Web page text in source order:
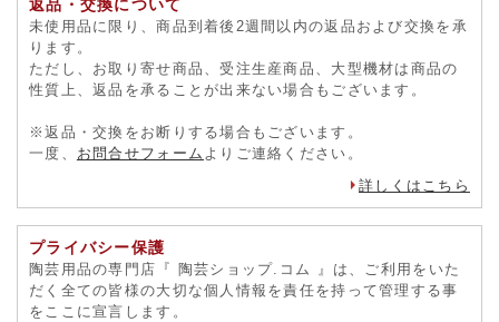
返品・交換について
未使用品に限り、商品到着後2週間以内の返品および交換を承
ります。
ただし、お取り寄せ商品、受注生産商品、大型機材は商品の
性質上、返品を承ることが出来ない場合もございます。
※返品・交換をお断りする場合もございます。
一度、 お問合せフォーム よりご連絡ください。
詳しくはこちら
プライバシー保護
陶芸用品の専門店『 陶芸ショップ.コム 』は、ご利用をいた
だく全ての皆様の大切な個人情報を責任を持って管理する事
をここに宣言します。